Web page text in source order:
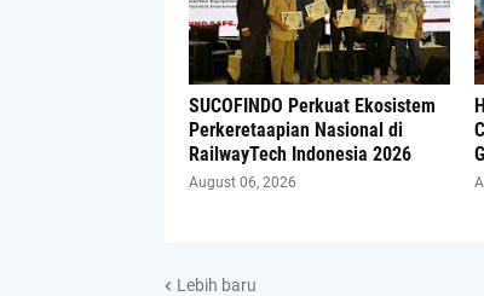
SUCOFINDO Perkuat Ekosistem
Perkeretaapian Nasional di
RailwayTech Indonesia 2026
August 06, 2026
Lebih baru